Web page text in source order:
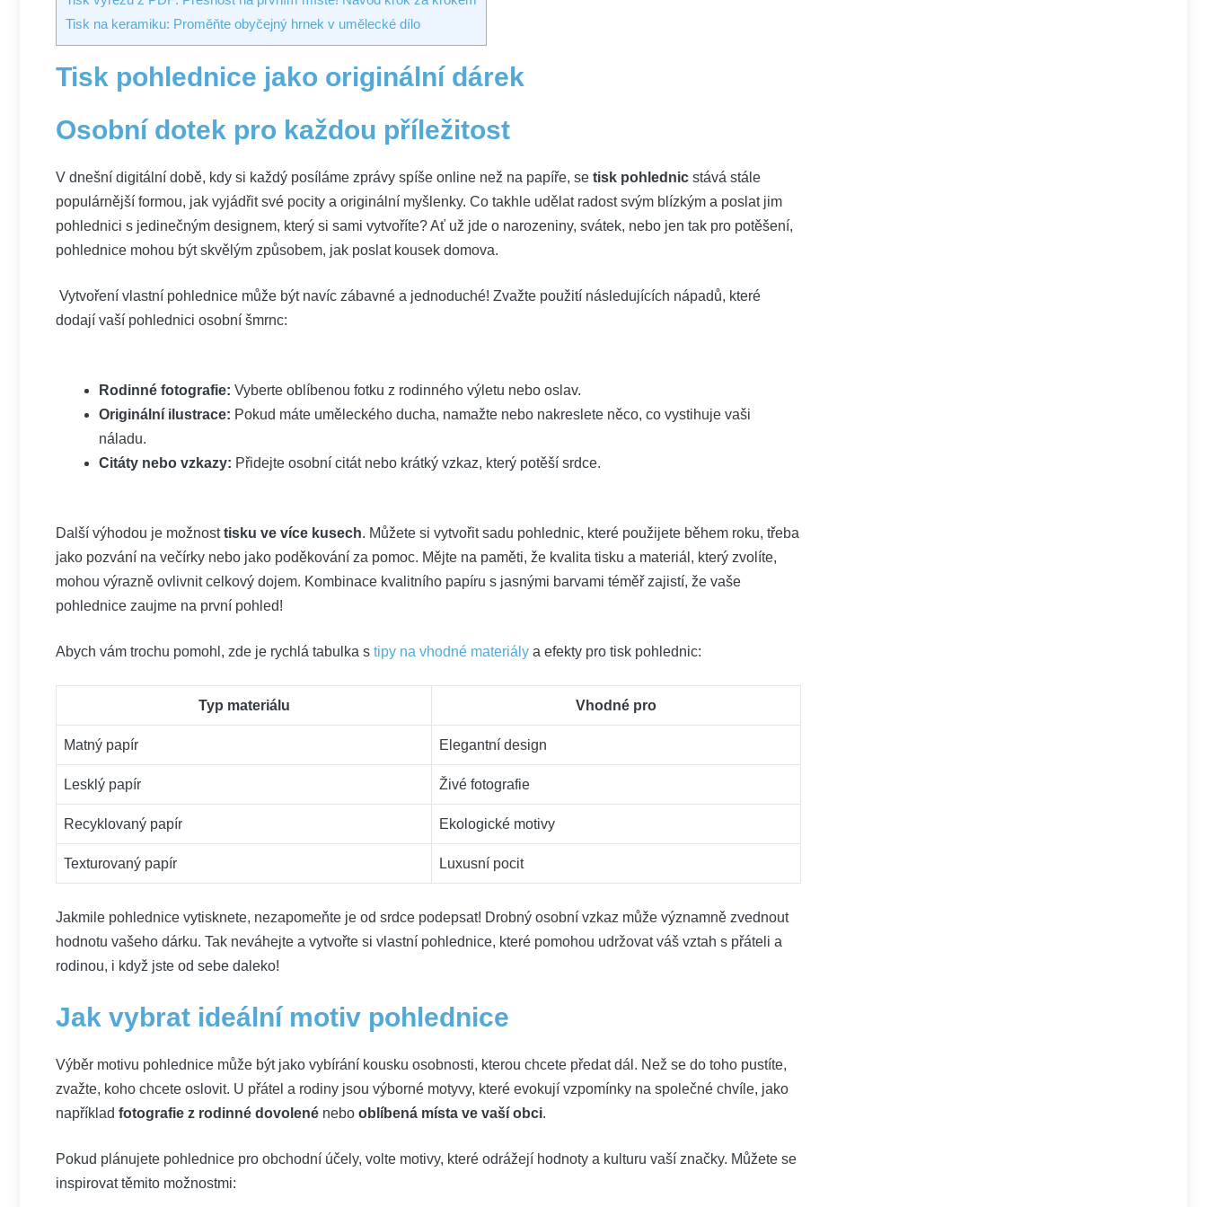
Tisk na keramiku: Proměňte obyčejný hrnek v umělecké dílo
Tisk​ pohlednice jako⁢ originální dárek
Osobní dotek pro každou příležitost
V dnešní digitální době, kdy si každý posíláme zprávy‍ spíše online než na papíře, se tisk pohlednic stává stále
populárnější formou, jak ⁤vyjádřit své pocity​ a originální myšlenky. Co takhle udělat radost svým blízkým a poslat jim
pohlednici s jedinečným designem, který si sami vytvoříte? Ať už⁣ jde⁣ o narozeniny, svátek, nebo jen tak pro potěšení,
pohlednice mohou být skvělým způsobem,⁢ jak poslat kousek domova.
⁤ Vytvoření⁢ vlastní pohlednice ‌může být navíc zábavné a jednoduché! Zvažte použití následujících ⁤nápadů, které
dodají vaší pohlednici osobní šmrnc:
Rodinné fotografie: Vyberte oblíbenou ‌fotku z rodinného výletu nebo⁤ oslav.
Originální ​ilustrace: Pokud máte uměleckého ducha, namažte nebo nakreslete něco, co ​vystihuje vaši
⁤náladu.
Citáty nebo vzkazy: Přidejte osobní citát nebo krátký vzkaz, který potěší ‌srdce.
Další výhodou‌ je možnosttisku ve více ⁤kusech. Můžete si vytvořit‌ sadu pohlednic, ⁣které použijete během ⁢roku, třeba
jako pozvání na večírky nebo jako poděkování za pomoc. Mějte na paměti, že kvalita tisku a materiál, který zvolíte,
mohou výrazně ovlivnit celkový dojem.⁣ Kombinace kvalitního papíru s jasnými barvami téměř zajistí, že vaše
pohlednice zaujme na⁣ první pohled!
Abych vám trochu pomohl, zde je rychlá tabulka s tipy na vhodné materiály a efekty⁣ pro tisk‍ pohlednic:
Typ materiálu Vhodné pro
Matný papír Elegantní design
Lesklý⁣ papír Živé fotografie
Recyklovaný papír Ekologické motivy
Texturovaný papír Luxusní pocit
Jakmile pohlednice vytisknete, nezapomeňte je od srdce ⁤podepsat! Drobný osobní vzkaz může významně zvednout
hodnotu vašeho dárku. Tak neváhejte a vytvořte si vlastní pohlednice, které pomohou ‌udržovat váš vztah s přáteli a
rodinou, i když jste od sebe daleko!
Jak ⁢vybrat ideální motiv pohlednice
Výběr motivu pohlednice může být jako vybírání kousku osobnosti, kterou chcete předat dál. Než se do⁤ toho pustíte,
zvažte, koho chcete oslovit. U přátel a rodiny jsou výborné motyvy, které evokují vzpomínky na společné chvíle, jako
například fotografie z rodinné dovolené nebo⁢ oblíbená místa ve vaší⁢ obci.
Pokud plánujete pohlednice pro obchodní účely,​ volte motivy, které odrážejí hodnoty a kulturu vaší značky. Můžete se
inspirovat těmito možnostmi: